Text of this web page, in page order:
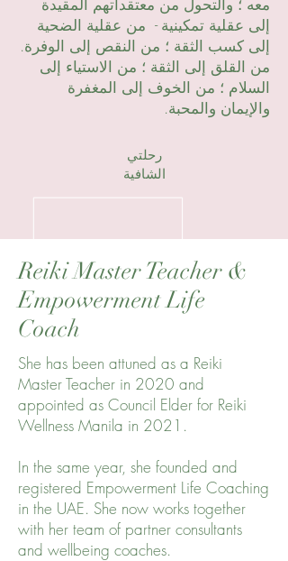
إلى عقلية تمكينية - من عقلية الضحية
إلى كسب الثقة ؛ من النقص إلى الوفرة.
من القلق إلى الثقة ؛ من الاستياء إلى
السلام ؛ من الخوف إلى المغفرة
والإيمان والمحبة.
رحلتي
الشافية
Reiki Master Teacher &
Empowerment Life
Coach
She has been attuned as a Reiki
Master Teacher in 2020 and
appointed as Council Elder for Reiki
Wellness Manila in 2021.
In the same year, she founded and
registered Empowerment Life Coaching
in the UAE. She now works together
with her team of partner consultants
and wellbeing coaches.